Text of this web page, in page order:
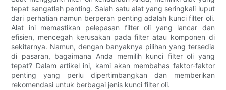
tepat sangatlah penting. Salah satu alat yang seringkali luput
dari perhatian namun berperan penting adalah kunci filter oli.
Alat ini memastikan pelepasan filter oli yang lancar dan
efisien, mencegah kerusakan pada filter atau komponen di
sekitarnya. Namun, dengan banyaknya pilihan yang tersedia
di pasaran, bagaimana Anda memilih kunci filter oli yang
tepat? Dalam artikel ini, kami akan membahas faktor-faktor
penting yang perlu dipertimbangkan dan memberikan
rekomendasi untuk berbagai jenis kunci filter oli.